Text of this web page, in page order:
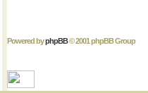
Powered byphpBB© 2001 phpBB Group